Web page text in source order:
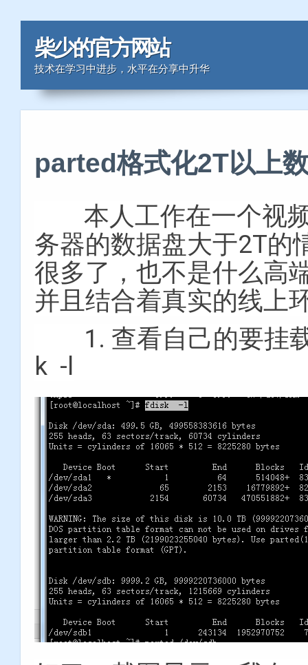
柴少的官方网站
技术在学习中进步，水平在分享中升华
parted格式化2T以上
本人工作在一个视频
务器的数据盘大于2T的
很多了，也不是什么高
并且结合着真实的线上
1. 查看自己的要挂
k -l